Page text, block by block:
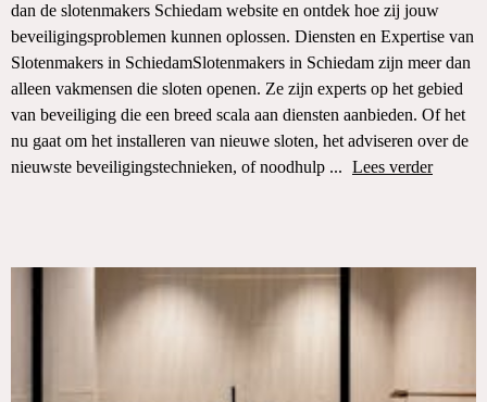
dan de slotenmakers Schiedam website en ontdek hoe zij jouw
beveiligingsproblemen kunnen oplossen. Diensten en Expertise van
Slotenmakers in SchiedamSlotenmakers in Schiedam zijn meer dan
alleen vakmensen die sloten openen. Ze zijn experts op het gebied
van beveiliging die een breed scala aan diensten aanbieden. Of het
nu gaat om het installeren van nieuwe sloten, het adviseren over de
nieuwste beveiligingstechnieken, of noodhulp ... Lees verder